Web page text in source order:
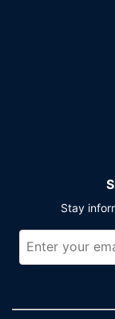
時間対応) を有
フパーキング (
Stay